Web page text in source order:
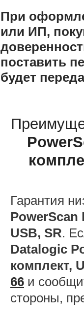
При
или ИП,
поставить
будет
Гарантия
PowerScan
USB, SR.
Datalogic
комплект,
66 и
стороны,